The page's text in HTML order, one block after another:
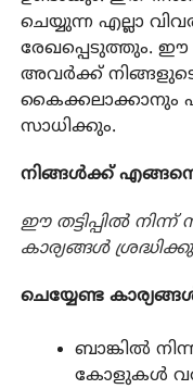
ചെയ്യുന്ന എല്ലാ
രേഖപ്പെടുത്തും. ഈ
അവർക്ക്
കൈക്കലാക്കാനും
സാധിക്കും.
നിങ്ങൾക്ക് എങ്ങനെ
ഈ തട്ടിപ്പിൽ
കാര്യങ്ങൾ
ചെയ്യേണ്ട
ബാങ്കിൽ
കോളുകൾ